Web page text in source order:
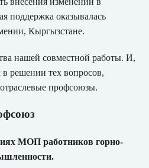
поддержка оказывалась
Кыргызстане.
нашей совместной работы. И,
решении тех вопросов,
профсоюзы.
МОП работников горно-